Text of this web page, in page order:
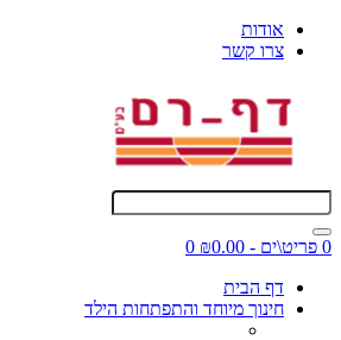
אודות
צרו קשר
0 פריט\ים - ₪0.00
0
דף הבית
חינוך מיוחד והתפתחות הילד